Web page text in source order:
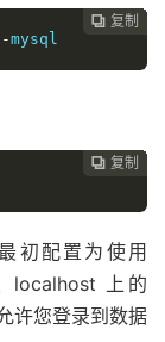
 复制
 复制
 复制
 复制
 复制
 复制
 复制
 复制
 复制
 复制
 复制
 复制
 复制
 复制
 复制
 复制
 复制
 复制
 复制
 复制
 复制
 复制
 复制
-mysql
 复制
 复制
 复制
 复制
 复制
 复制
 复制
 复制
 复制
 复制
 复制
 复制
 复制
 复制
 复制
 复制
 复制
 复制
 复制
 复制
 复制
 复制
初配置为使用
localhost 上的
许您登录到数据